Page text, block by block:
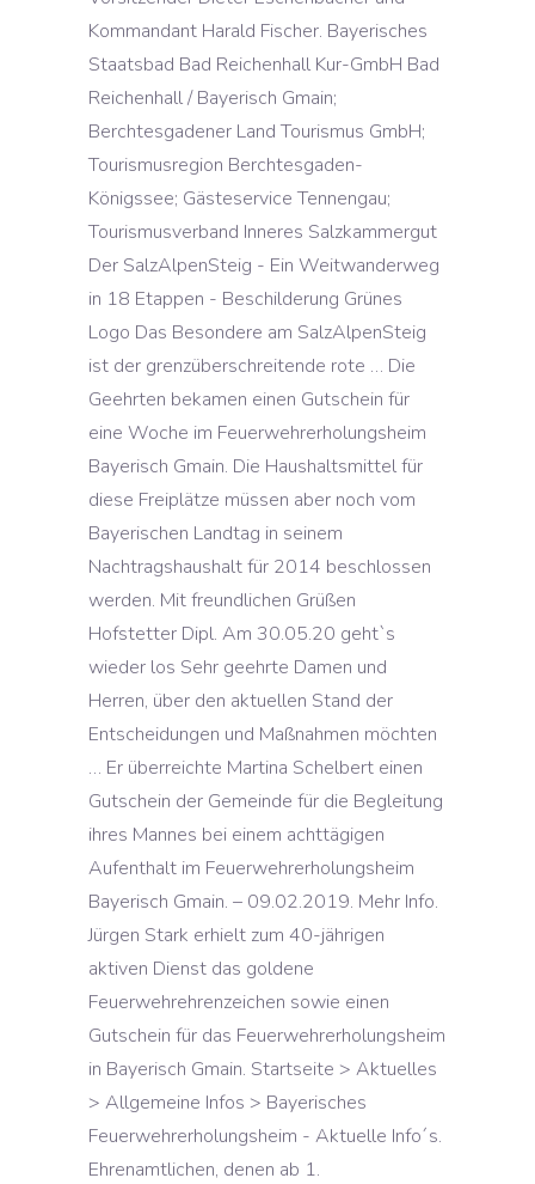
Kommandant Harald Fischer. Bayerisches
Staatsbad Bad Reichenhall Kur-GmbH Bad
Reichenhall / Bayerisch Gmain;
Berchtesgadener Land Tourismus GmbH;
Tourismusregion Berchtesgaden-
Königssee; Gästeservice Tennengau;
Tourismusverband Inneres Salzkammergut
Der SalzAlpenSteig - Ein Weitwanderweg
in 18 Etappen - Beschilderung Grünes
Logo Das Besondere am SalzAlpenSteig
ist der grenzüberschreitende rote … Die
Geehrten bekamen einen Gutschein für
eine Woche im Feuerwehrerholungsheim
Bayerisch Gmain. Die Haushaltsmittel für
diese Freiplätze müssen aber noch vom
Bayerischen Landtag in seinem
Nachtragshaushalt für 2014 beschlossen
werden. Mit freundlichen Grüßen
Hofstetter Dipl. Am 30.05.20 geht`s
wieder los Sehr geehrte Damen und
Herren, über den aktuellen Stand der
Entscheidungen und Maßnahmen möchten
… Er überreichte Martina Schelbert einen
Gutschein der Gemeinde für die Begleitung
ihres Mannes bei einem achttägigen
Aufenthalt im Feuerwehrerholungsheim
Bayerisch Gmain. – 09.02.2019. Mehr Info.
Jürgen Stark erhielt zum 40-jährigen
aktiven Dienst das goldene
Feuerwehrehrenzeichen sowie einen
Gutschein für das Feuerwehrerholungsheim
in Bayerisch Gmain. Startseite > Aktuelles
> Allgemeine Infos > Bayerisches
Feuerwehrerholungsheim - Aktuelle Info´s.
Ehrenamtlichen, denen ab 1.